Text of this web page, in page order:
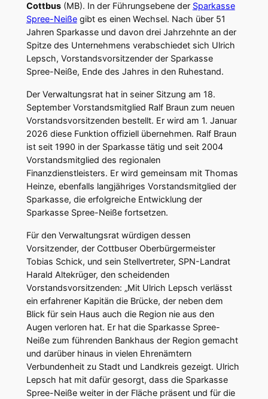
Cottbus(MB). In der Führungsebene der Sparkasse
Spree-Neißegibt es einen Wechsel. Nach über 51
Jahren Sparkasse und davon drei Jahrzehnte an der
Spitze des Unternehmens verabschiedet sich Ulrich
Lepsch, Vorstandsvorsitzender der Sparkasse
Spree-Neiße, Ende des Jahres in den Ruhestand.
Der Verwaltungsrat hat in seiner Sitzung am 18.
September Vorstandsmitglied Ralf Braun zum neuen
Vorstandsvorsitzenden bestellt. Er wird am 1. Januar
2026 diese Funktion offiziell übernehmen. Ralf Braun
ist seit 1990 in der Sparkasse tätig und seit 2004
Vorstandsmitglied des regionalen
Finanzdienstleisters. Er wird gemeinsam mit Thomas
Heinze, ebenfalls langjähriges Vorstandsmitglied der
Sparkasse, die erfolgreiche Entwicklung der
Sparkasse Spree-Neiße fortsetzen.
Für den Verwaltungsrat würdigen dessen
Vorsitzender, der Cottbuser Oberbürgermeister
Tobias Schick, und sein Stellvertreter, SPN-Landrat
Harald Altekrüger, den scheidenden
Vorstandsvorsitzenden: „Mit Ulrich Lepsch verlässt
ein erfahrener Kapitän die Brücke, der neben dem
Blick für sein Haus auch die Region nie aus den
Augen verloren hat. Er hat die Sparkasse Spree-
Neiße zum führenden Bankhaus der Region gemacht
und darüber hinaus in vielen Ehrenämtern
Verbundenheit zu Stadt und Landkreis gezeigt. Ulrich
Lepsch hat mit dafür gesorgt, dass die Sparkasse
Spree-Neiße weiter in der Fläche präsent und für die